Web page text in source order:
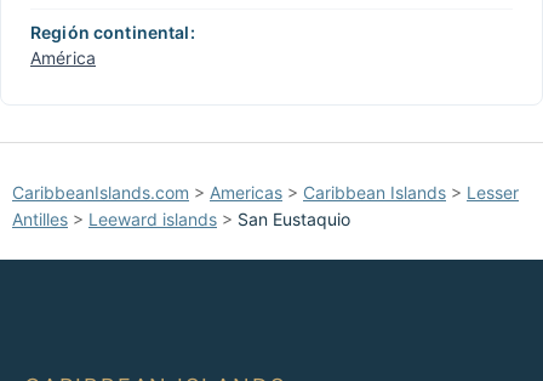
Región continental:
América
CaribbeanIslands.com > Americas > Caribbean Islands > Lesser
Antilles > Leeward islands > San Eustaquio